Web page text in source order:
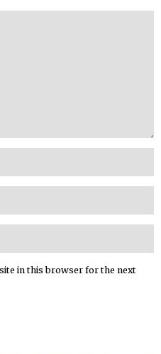
in this browser for the next